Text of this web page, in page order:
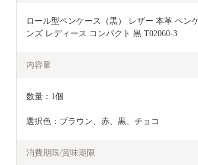
ロール型ペンケース（黒） レザー 本革 ペン
ンズ レディース コンパクト 黒 T02060-3
内容量
数量：1個
選択色：ブラウン、赤、黒、チョコ
消費期限/賞味期限